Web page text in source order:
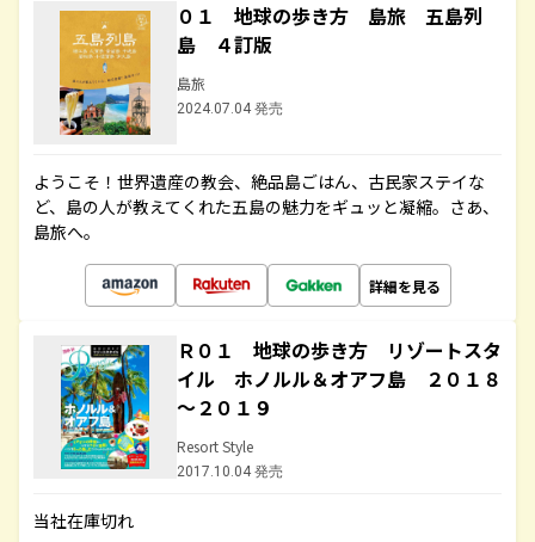
０１ 地球の歩き方 島旅 五島列
島 ４訂版
島旅
2024.07.04 発売
ようこそ！世界遺産の教会、絶品島ごはん、古民家ステイな
ど、島の人が教えてくれた五島の魅力をギュッと凝縮。さあ、
島旅へ。
詳細を見る
Ｒ０１ 地球の歩き方 リゾートスタ
イル ホノルル＆オアフ島 ２０１８
～２０１９
Resort Style
2017.10.04 発売
当社在庫切れ